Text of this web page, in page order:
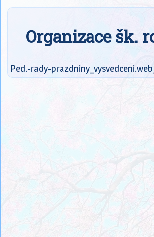
Organizace šk.
Ped.-rady-prazdniny_vysvedceni.web_